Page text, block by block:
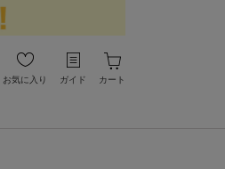
お気に入り ガイド カート